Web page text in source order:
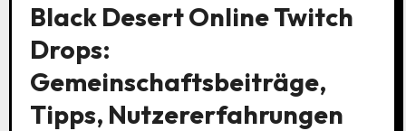
Black Desert Online Twitch
Drops:
Gemeinschaftsbeiträge,
Tipps, Nutzererfahrungen